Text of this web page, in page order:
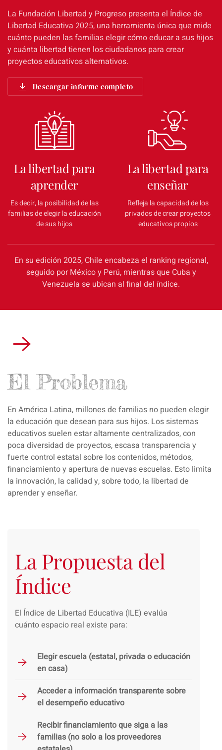
La Fundación Libertad y Progreso presenta el Índice de
Libertad Educativa 2025, una herramienta única que mide
cuánto pueden las familias elegir cómo educar a sus hijos
y cuánta libertad tienen los ciudadanos para crear
proyectos educativos alternativos.
Descargar informe completo
La libertad para
aprender
Es decir, la posibilidad de las
familias de elegir la educación
de sus hijos
La libertad para
enseñar
Refleja la capacidad de los
privados de crear proyectos
educativos propios
En su edición 2025, Chile encabeza el ranking regional,
seguido por México y Perú, mientras que Cuba y
Venezuela se ubican al final del índice.
El Problema
En América Latina, millones de familias no pueden elegir
la educación que desean para sus hijos. Los sistemas
educativos suelen estar altamente centralizados, con
poca diversidad de proyectos, escasa transparencia y
fuerte control estatal sobre los contenidos, métodos,
financiamiento y apertura de nuevas escuelas. Esto limita
la innovación, la calidad y, sobre todo, la libertad de
aprender y enseñar.
La Propuesta del
Índice
El Índice de Libertad Educativa (ILE) evalúa
cuánto espacio real existe para:
Elegir escuela (estatal, privada o educación
en casa)
Acceder a información transparente sobre
el desempeño educativo
Recibir financiamiento que siga a las
familias (no solo a los proveedores